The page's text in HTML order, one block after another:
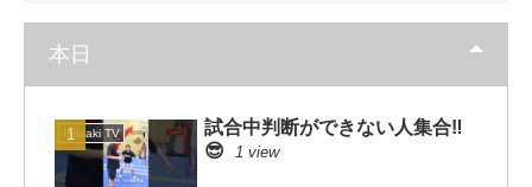
本日
mituaki TV
試合中判断ができない人集合‼️
😎
1 view